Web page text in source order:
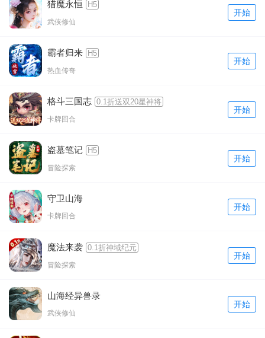
猎魔永恒 H5
武侠修仙
开始
霸者归来 H5
热血传奇
开始
格斗三国志 0.1折送双20星神将
卡牌回合
开始
盗墓笔记 H5
冒险探索
开始
守卫山海
卡牌回合
开始
魔法来袭 0.1折神域纪元
冒险探索
开始
山海经异兽录
武侠修仙
开始